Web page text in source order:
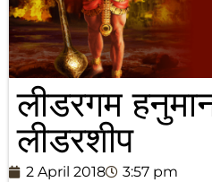
लीडरगम
लीडरशीप
2 April 2018
3:57 pm